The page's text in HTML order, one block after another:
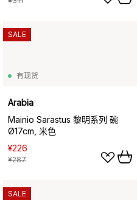
有现货
Arabia
Mainio Sarastus 黎明系列 碗
Ø17cm, 米色
¥226
¥287
SALE
SALE